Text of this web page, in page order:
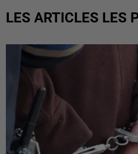
LES ARTICLES LES